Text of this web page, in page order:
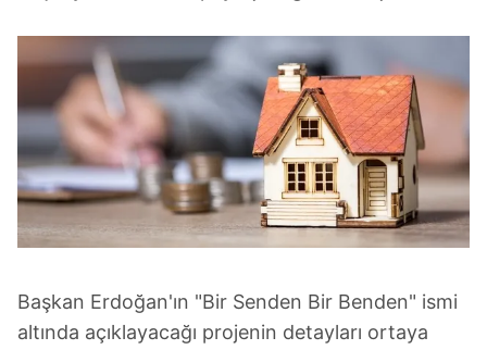
Başkan Erdoğan'ın "Bir Senden Bir Benden" ismi
altında açıklayacağı projenin detayları ortaya